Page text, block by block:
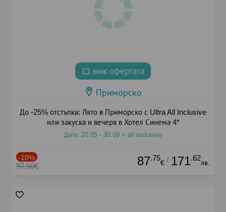
виж офертата
Приморско
До -25% отстъпка: Лято в Приморско с Ultra All Inclusive
или закуска и вечеря в Хотел Синема 4*
Дата: 20.05 - 30.09 + all inclusive
-10%
97.50€ 87.75
€ / 171.62
лв.